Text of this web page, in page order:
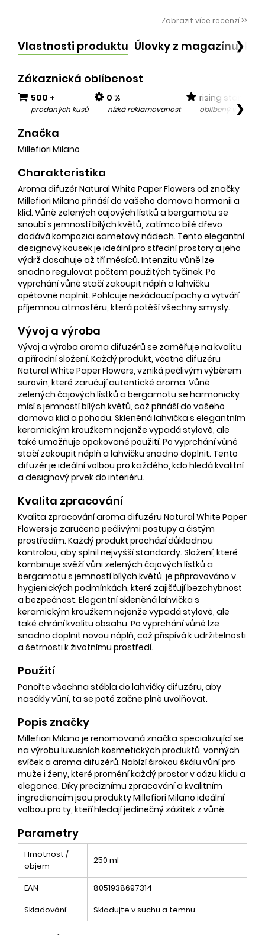
Zobrazit více recenzí >>
Vlastnosti produktu Úlovky z magazínu❯
Zákaznická oblíbenost
500 +
prodaných kusů
0 %
nízká reklamovanost
rising star
oblíbený v❯
Značka
Millefiori Milano
Charakteristika
Aroma difuzér Natural White Paper Flowers od značky
Millefiori Milano přináší do vašeho domova harmonii a
klid. Vůně zelených čajových lístků a bergamotu se
snoubí s jemností bílých květů, zatímco bílé dřevo
dodává kompozici sametový nádech. Tento elegantní
designový kousek je ideální pro střední prostory a jeho
výdrž dosahuje až tří měsíců. Intenzitu vůně lze
snadno regulovat počtem použitých tyčinek. Po
vyprchání vůně stačí zakoupit náplň a lahvičku
opětovně naplnit. Pohlcuje nežádoucí pachy a vytváří
příjemnou atmosféru, která potěší všechny smysly.
Vývoj a výroba
Vývoj a výroba aroma difuzérů se zaměřuje na kvalitu
a přírodní složení. Každý produkt, včetně difuzéru
Natural White Paper Flowers, vzniká pečlivým výběrem
surovin, které zaručují autentické aroma. Vůně
zelených čajových lístků a bergamotu se harmonicky
mísí s jemností bílých květů, což přináší do vašeho
domova klid a pohodu. Skleněná lahvička s elegantním
keramickým kroužkem nejenže vypadá stylově, ale
také umožňuje opakované použití. Po vyprchání vůně
stačí zakoupit náplň a lahvičku snadno doplnit. Tento
difuzér je ideální volbou pro každého, kdo hledá kvalitní
a designový prvek do interiéru.
Kvalita zpracování
Kvalita zpracování aroma difuzéru Natural White Paper
Flowers je zaručena pečlivými postupy a čistým
prostředím. Každý produkt prochází důkladnou
kontrolou, aby splnil nejvyšší standardy. Složení, které
kombinuje svěží vůni zelených čajových lístků a
bergamotu s jemností bílých květů, je připravováno v
hygienických podmínkách, které zajišťují bezchybnost
a bezpečnost. Elegantní skleněná lahvička s
keramickým kroužkem nejenže vypadá stylově, ale
také chrání kvalitu obsahu. Po vyprchání vůně lze
snadno doplnit novou náplň, což přispívá k udržitelnosti
a šetrnosti k životnímu prostředí.
Použití
Ponořte všechna stébla do lahvičky difuzéru, aby
nasákly vůní, ta se poté začne plně uvolňovat.
Popis značky
Millefiori Milano je renomovaná značka specializující se
na výrobu luxusních kosmetických produktů, vonných
svíček a aroma difuzérů. Nabízí širokou škálu vůní pro
muže i ženy, které promění každý prostor v oázu klidu a
elegance. Díky preciznímu zpracování a kvalitním
ingrediencím jsou produkty Millefiori Milano ideální
volbou pro ty, kteří hledají jedinečný zážitek z vůně.
Parametry
Hmotnost /
objem
250 ml
EAN
8051938697314
Skladování
Skladujte v suchu a temnu